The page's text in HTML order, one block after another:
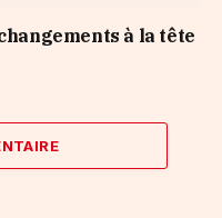
à la tête